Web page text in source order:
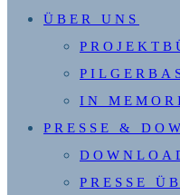
ÜBER UNS
IN
PRESSE &
PRESSE